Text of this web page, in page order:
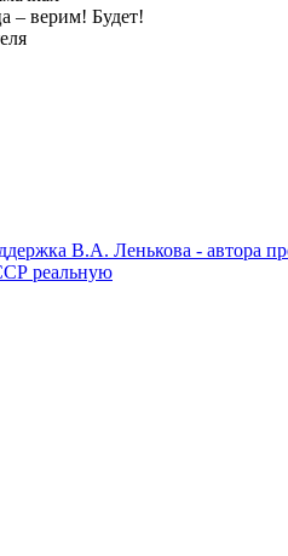
– верим! Будет!
В.А. Ленькова - автора
реальную